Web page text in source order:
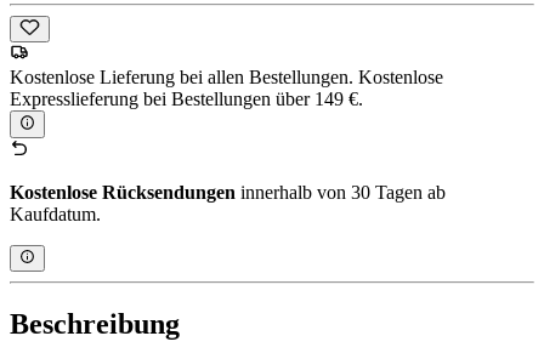
Kostenlose Lieferung bei allen Bestellungen. Kostenlose
Expresslieferung bei Bestellungen über 149 €.
Kostenlose Rücksendungen innerhalb von 30 Tagen ab
Kaufdatum.
Beschreibung